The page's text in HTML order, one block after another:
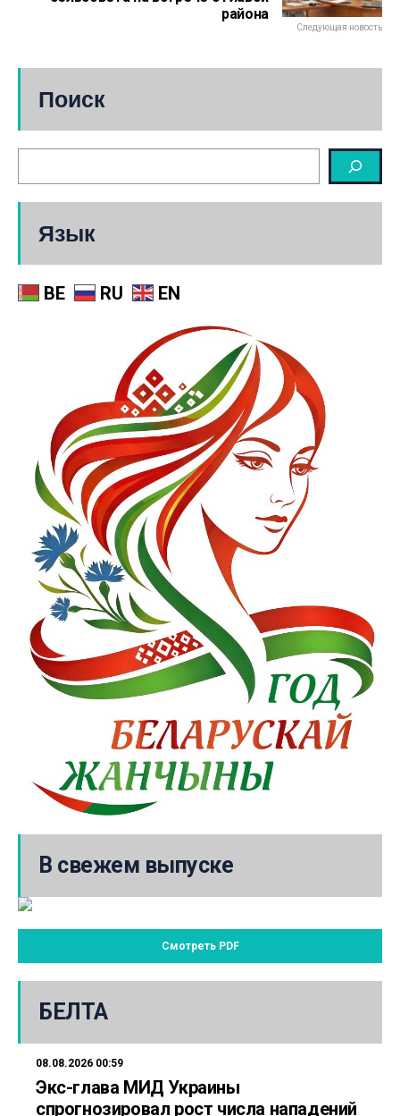
района
Следующая новость
Поиск
Язык
BE RU EN
В свежем выпуске
Смотреть PDF
БЕЛТА
08.08.2026 00:59
Экс-глава МИД Украины
спрогнозировал рост числа нападений